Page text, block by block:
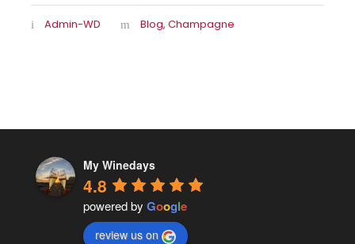
Admin-WD Blog, Champagne
My Winedays
4.8
powered by Google
review us on